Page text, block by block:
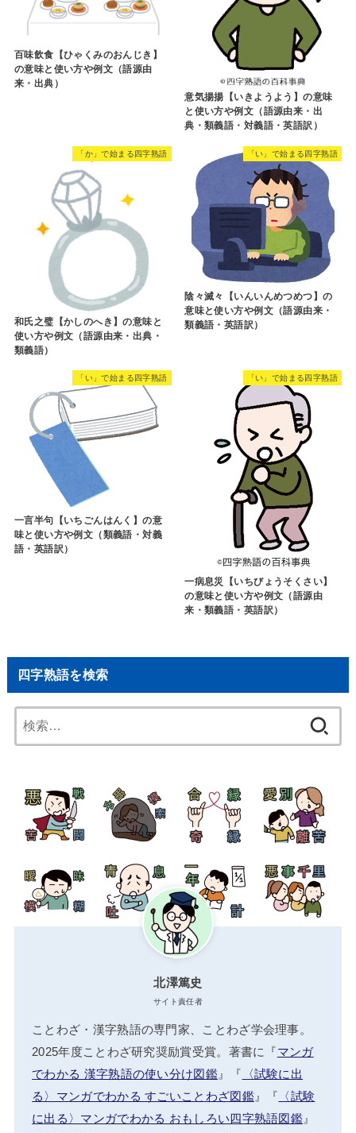
百味飲食【ひゃくみのおんじき】
の意味と使い方や例文（語源由
来・出典）
意気揚揚【いきようよう】の意味
と使い方や例文（語源由来・出
典・類義語・対義語・英語訳）
「か」で始まる四字熟語
和氏之璧【かしのへき】の意味と
使い方や例文（語源由来・出典・
類義語）
「い」で始まる四字熟語
陰々滅々【いんいんめつめつ】の
意味と使い方や例文（語源由来・
類義語・英語訳）
「い」で始まる四字熟語
一言半句【いちごんはんく】の意
味と使い方や例文（類義語・対義
語・英語訳）
「い」で始まる四字熟語
一病息災【いちびょうそくさい】
の意味と使い方や例文（語源由
来・類義語・英語訳）
四字熟語を検索
索:
北澤篤史
サイト責任者
ことわざ・漢字熟語の専門家、ことわざ学会理事。
2025年度ことわざ研究奨励賞受賞。著書に『マンガ
でわかる 漢字熟語の使い分け図鑑』『 〈試験に出
る〉マンガでわかる すごいことわざ図鑑』『 〈試験
に出る〉マンガでわかる おもしろい四字熟語図鑑 』